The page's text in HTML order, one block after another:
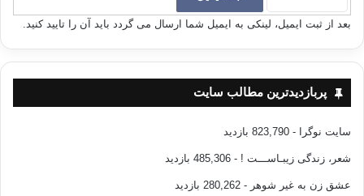
بعد از ثبت ایمیل، لینکی به ایمیل شما ارسال می گردد باید آن را تایید کنید.
پربازدیدترین مطالب سایت
سایت نوگرا - 823,790 بازدید
شعر، زندگی زیبـاســـت ! - 485,306 بازدید
عشق زن به غیر شوهر - 280,262 بازدید